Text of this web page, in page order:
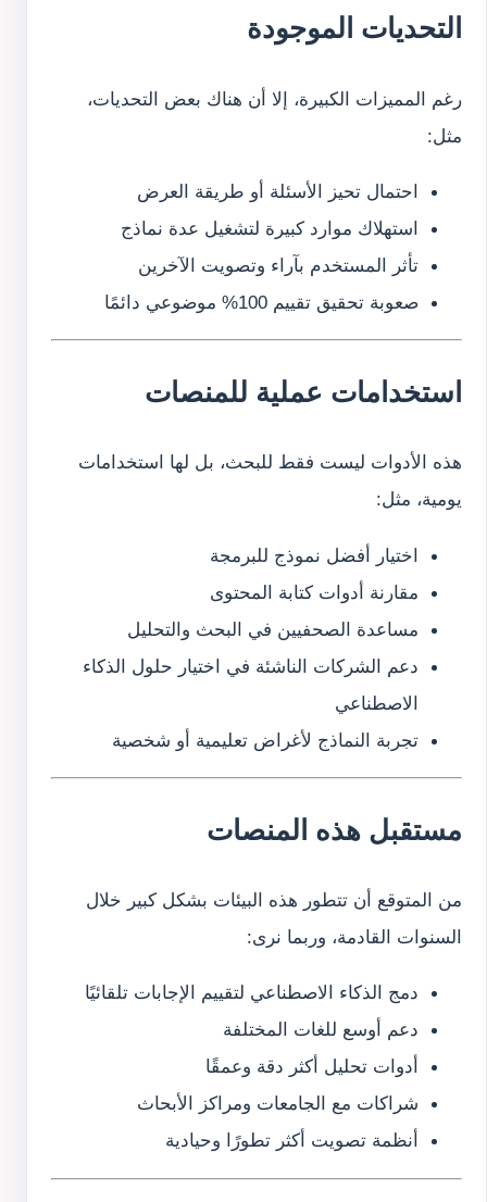
التحديات الموجودة
رغم المميزات الكبيرة، إلا أن هناك بعض التحديات،
مثل:
احتمال تحيز الأسئلة أو طريقة العرض
استهلاك موارد كبيرة لتشغيل عدة نماذج
تأثر المستخدم بآراء وتصويت الآخرين
صعوبة تحقيق تقييم 100% موضوعي دائمًا
استخدامات عملية للمنصات
هذه الأدوات ليست فقط للبحث، بل لها استخدامات
يومية، مثل:
اختيار أفضل نموذج للبرمجة
مقارنة أدوات كتابة المحتوى
مساعدة الصحفيين في البحث والتحليل
دعم الشركات الناشئة في اختيار حلول الذكاء
الاصطناعي
تجربة النماذج لأغراض تعليمية أو شخصية
مستقبل هذه المنصات
من المتوقع أن تتطور هذه البيئات بشكل كبير خلال
السنوات القادمة، وربما نرى:
دمج الذكاء الاصطناعي لتقييم الإجابات تلقائيًا
دعم أوسع للغات المختلفة
أدوات تحليل أكثر دقة وعمقًا
شراكات مع الجامعات ومراكز الأبحاث
أنظمة تصويت أكثر تطورًا وحيادية